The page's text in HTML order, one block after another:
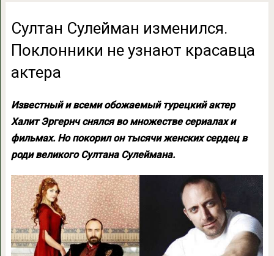
Султан Сулейман изменился.
Поклонники не узнают красавца
актера
Известный и всеми обожаемый турецкий актер
Халит Эргернч снялся во множестве сериалах и
фильмах. Но покорил он тысячи женских сердец в
роди великого Султана Сулеймана.